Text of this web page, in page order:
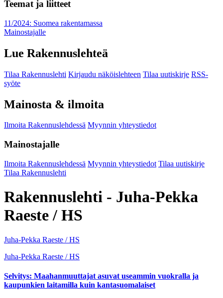
Teemat ja liitteet
11/2024: Suomea rakentamassa
Mainostajalle
Lue Rakennuslehteä
Tilaa Rakennuslehti Kirjaudu näköislehteen Tilaa uutiskirje RSS-
syöte
Mainosta & ilmoita
Ilmoita Rakennuslehdessä Myynnin yhteystiedot
Mainostajalle
Ilmoita Rakennuslehdessä Myynnin yhteystiedot Tilaa uutiskirje
Tilaa Rakennuslehti
Rakennuslehti - Juha-Pekka
Raeste / HS
Juha-Pekka Raeste / HS
Juha-Pekka Raeste / HS
Selvitys: Maahanmuuttajat asuvat useammin vuokralla ja
kaupunkien laitamilla kuin kantasuomalaiset